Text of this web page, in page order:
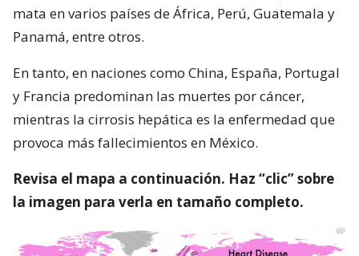
mata en varios países de África, Perú, Guatemala y
Panamá, entre otros.
En tanto, en naciones como China, España, Portugal
y Francia predominan las muertes por cáncer,
mientras la cirrosis hepática es la enfermedad que
provoca más fallecimientos en México.
Revisa el mapa a continuación. Haz “clic” sobre
la imagen para verla en tamaño completo.